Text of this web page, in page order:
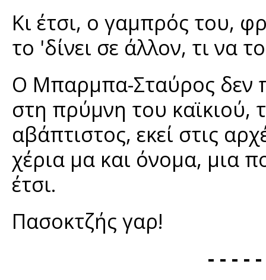
Κι έτσι, ο γαμπρός του,
το 'δίνει σε άλλον, τι να
Ο Μπαρμπα-Σταύρος δεν
στη πρύμνη του καϊκιού,
αβάπτιστος, εκεί στις
χέρια μα και όνομα, μια
έτσι.
Πασοκτζής γαρ!
- - - -